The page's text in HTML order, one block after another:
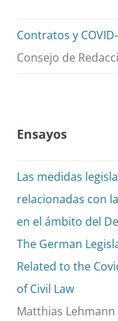
Contratos y
Consejo de
Ensayos
Las medidas
relacionadas con
en el ámbito del
The German
Related to the
of Civil Law
Matthias Lehmann